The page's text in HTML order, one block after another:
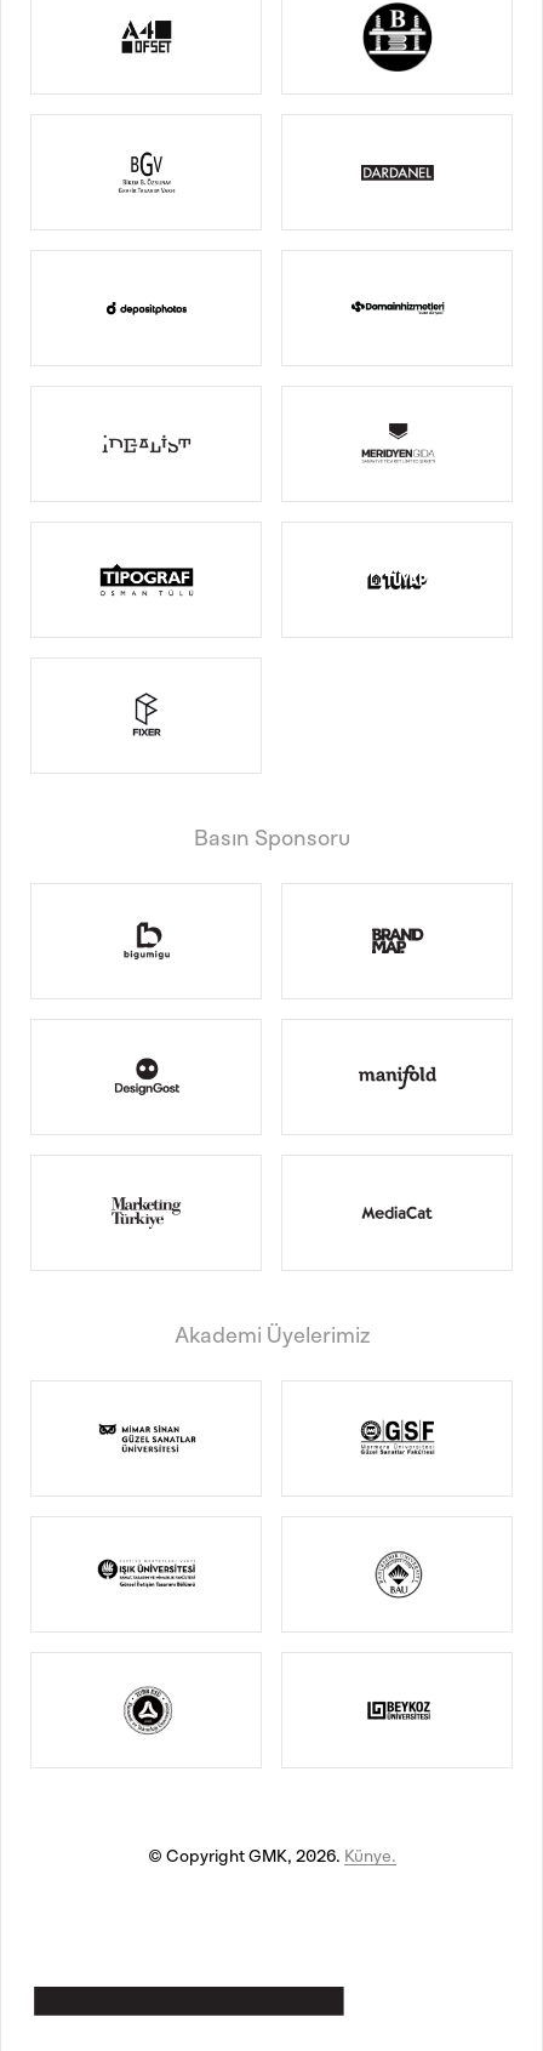
Basın Sponsoru
Akademi Üyelerimiz
© Copyright GMK, 2026. Künye.